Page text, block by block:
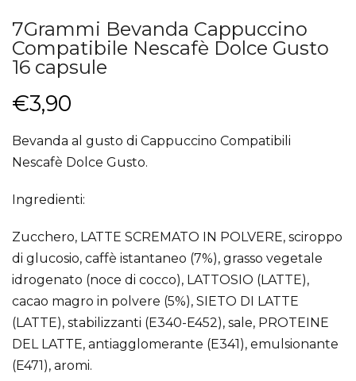
7Grammi Bevanda Cappuccino
Compatibile Nescafè Dolce Gusto
16 capsule
€3,90
Bevanda al gusto di Cappuccino Compatibili
Nescafè Dolce Gusto.
Ingredienti:
Zucchero, LATTE SCREMATO IN POLVERE, sciroppo
di glucosio, caffè istantaneo (7%), grasso vegetale
idrogenato (noce di cocco), LATTOSIO (LATTE),
cacao magro in polvere (5%), SIETO DI LATTE
(LATTE), stabilizzanti (E340-E452), sale, PROTEINE
DEL LATTE, antiagglomerante (E341), emulsionante
(E471), aromi.